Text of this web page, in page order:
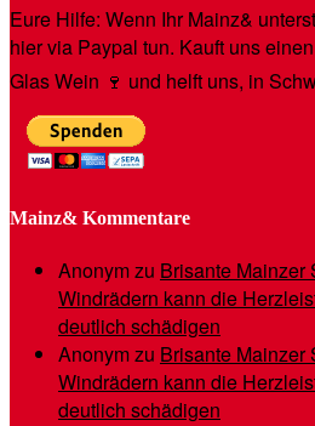
Eure Hilfe: Wenn Ihr Mainz&
hier via Paypal tun. Kauft uns
Glas Wein 🍷 und helft uns, in
Mainz& Kommentare
Anonymzu Brisante Mainzer
Windrädern kann die
deutlich schädigen
Anonymzu Brisante Mainzer
Windrädern kann die
deutlich schädigen